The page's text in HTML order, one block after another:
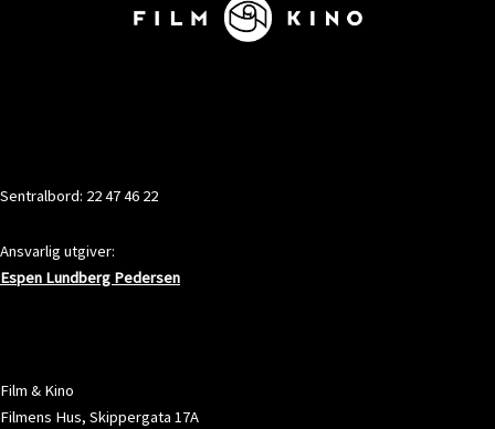
Sentralbord: 22 47 46 22
Ansvarlig utgiver:
Espen Lundberg Pedersen
Film & Kino
Filmens Hus, Skippergata 17A